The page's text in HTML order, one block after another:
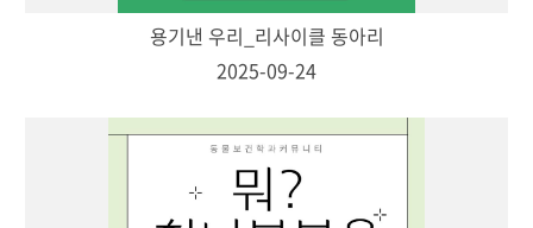
용기낸 우리_리사이클 동아리
2025-09-24